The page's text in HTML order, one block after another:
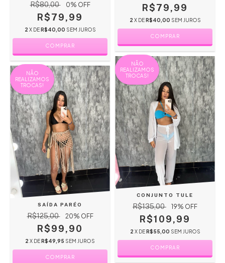
R$80,00 0% OFF
R$79,99
2 X DE R$40,00 SEM JUROS
COMPRAR
R$79,99
2 X DE R$40,00 SEM JUROS
COMPRAR
NÃO
REALIZAMOS
TROCAS!
SAÍDA PARÉO
R$125,00 20% OFF
R$99,90
2 X DE R$49,95 SEM JUROS
COMPRAR
NÃO
REALIZAMOS
TROCAS!
CONJUNTO TULE
R$135,00 19% OFF
R$109,99
2 X DE R$55,00 SEM JUROS
COMPRAR